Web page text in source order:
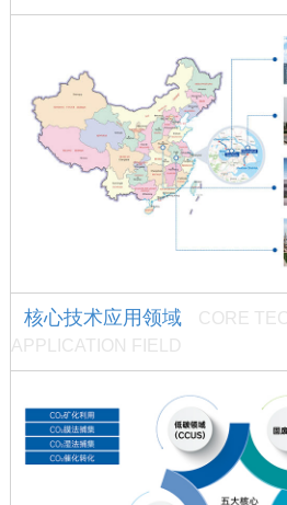
核心技术应用领域
CORE
APPLICATION FIELD